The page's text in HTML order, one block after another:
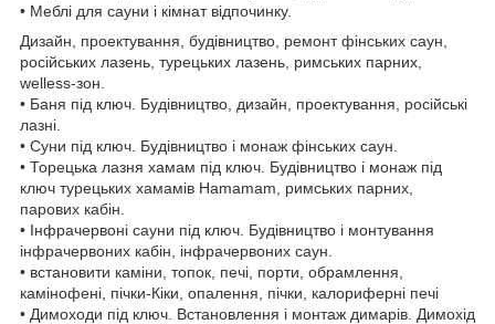
• Меблі для сауни і кімнат відпочинку.
Дизайн, проектування, будівництво, ремонт фінських саун,
російських лазень, турецьких лазень, римських парних,
welless-зон.
• Баня під ключ. Будівництво, дизайн, проектування, російські
лазні.
• Суни під ключ. Будівництво і монаж фінських саун.
• Торецька лазня хамам під ключ. Будівництво і монаж під
ключ турецьких хамамів Hamamam, римських парних,
парових кабін.
• Інфрачервоні сауни під ключ. Будівництво і монтування
інфрачервоних кабін, інфрачервоних саун.
• встановити каміни, топок, печі, порти, обрамлення,
камінофені, пічки-Кіки, опалення, пічки, калориферні печі
• Димоходи під ключ. Встановлення і монтаж димарів. Димохід